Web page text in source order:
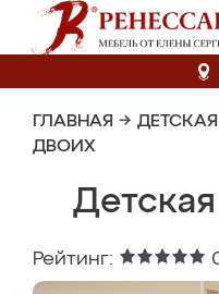
ГЛАВНАЯ →
ДВОИХ
Рейтинг: